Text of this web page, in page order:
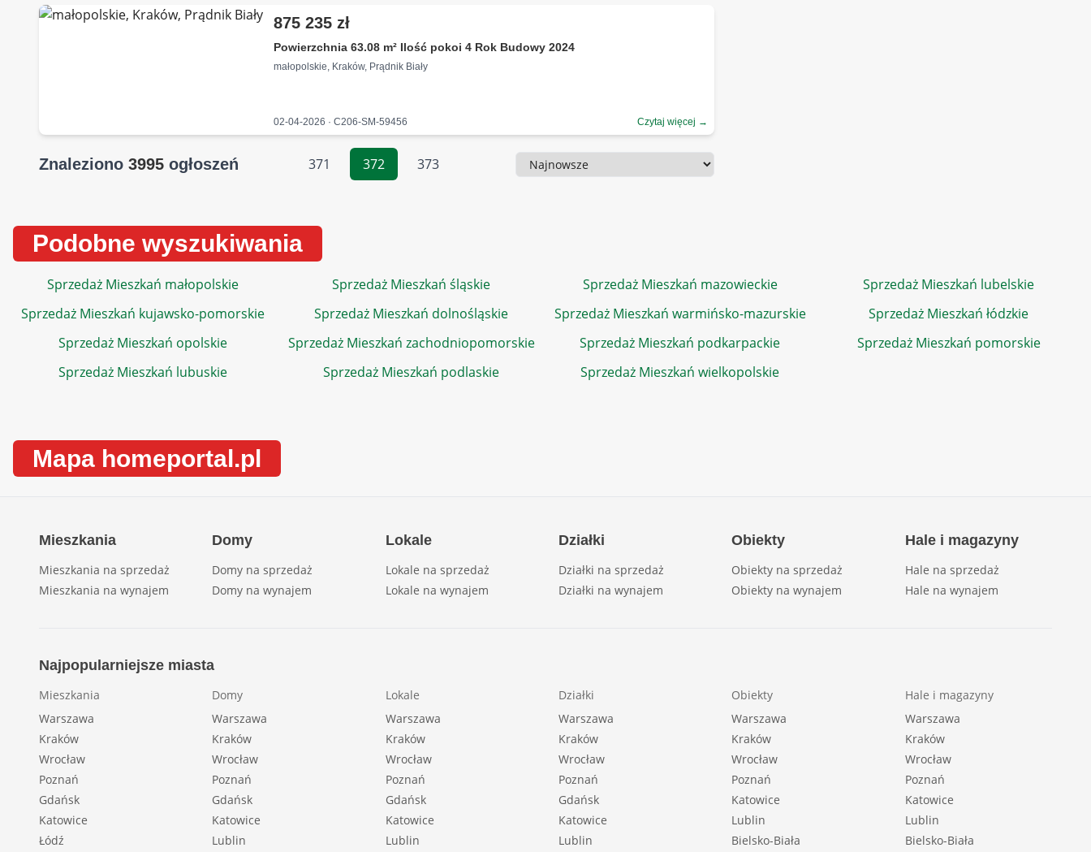
875 235 zł
Powierzchnia 63.08 m² Ilość pokoi 4 Rok Budowy 2024
małopolskie, Kraków, Prądnik Biały
02-04-2026 · C206-SM-59456 Czytaj więcej →
Znaleziono 3995 ogłoszeń 371 372 373 Sortowanie
Podobne wyszukiwania
Sprzedaż Mieszkań małopolskie Sprzedaż Mieszkań śląskie Sprzedaż Mieszkań mazowieckie
Sprzedaż Mieszkań lubelskie
Sprzedaż Mieszkań kujawsko-pomorskie
Sprzedaż Mieszkań dolnośląskie Sprzedaż Mieszkań warmińsko-mazurskie
Sprzedaż Mieszkań łódzkie
Sprzedaż Mieszkań opolskie
Sprzedaż Mieszkań zachodniopomorskie Sprzedaż Mieszkań podkarpackie
Sprzedaż Mieszkań pomorskie
Sprzedaż Mieszkań lubuskie
Sprzedaż Mieszkań podlaskie Sprzedaż Mieszkań wielkopolskie
Mapa homeportal.pl
Mieszkania
Mieszkania na sprzedaż
Mieszkania na wynajem
Domy
Domy na sprzedaż
Domy na wynajem
Lokale
Lokale na sprzedaż
Lokale na wynajem
Działki
Działki na sprzedaż
Działki na wynajem
Obiekty
Obiekty na sprzedaż
Obiekty na wynajem
Hale i magazyny
Hale na sprzedaż
Hale na wynajem
Najpopularniejsze miasta
Mieszkania
Warszawa
Kraków
Wrocław
Poznań
Gdańsk
Katowice
Łódź
Domy
Warszawa
Kraków
Wrocław
Poznań
Gdańsk
Katowice
Lublin
Lokale
Warszawa
Kraków
Wrocław
Poznań
Gdańsk
Katowice
Lublin
Działki
Warszawa
Kraków
Wrocław
Poznań
Gdańsk
Katowice
Lublin
Obiekty
Warszawa
Kraków
Wrocław
Poznań
Katowice
Lublin
Bielsko-Biała
Hale i magazyny
Warszawa
Kraków
Wrocław
Poznań
Katowice
Lublin
Bielsko-Biała